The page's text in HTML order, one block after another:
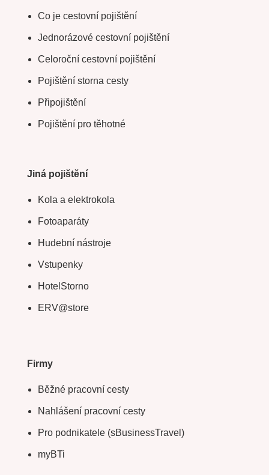
Co je cestovní pojištění
Jednorázové cestovní pojištění
Celoroční cestovní pojištění
Pojištění storna cesty
Připojištění
Pojištění pro těhotné
Jiná pojištění
Kola a elektrokola
Fotoaparáty
Hudební nástroje
Vstupenky
HotelStorno
ERV@store
Firmy
Běžné pracovní cesty
Nahlášení pracovní cesty
Pro podnikatele (sBusinessTravel)
myBTi